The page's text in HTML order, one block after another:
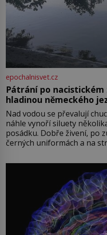
epochalnisvet.cz
Pátrání po
hladinou německého
Nad vodou se převalují
náhle vynoří siluety
posádku. Dobře živení, po
černých uniformách a na
přízračná scéna
světová válka se chýlí ke